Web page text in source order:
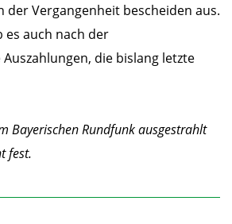
der Vergangenheit bescheiden aus.
es auch nach der
die bislang letzte
Bayerischen Rundfunk ausgestrahlt
fest.